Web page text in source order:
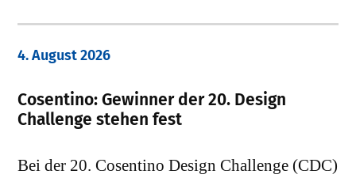
4. August 2026
Cosentino: Gewinner der 20. Design
Challenge stehen fest
Bei der 20. Cosentino Design Challenge (CDC)